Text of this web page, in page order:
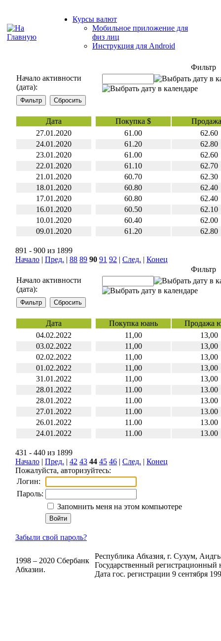
Курсы валют
Мобильное приложение для
физ лиц
Инструкция для Android
Фильтр
Начало активности
(дата):
Дата Покупка $
27.01.2020
61.00
62.60
24.01.2020
61.20
62.80
23.01.2020
61.00
62.60
22.01.2020
61.10
62.70
21.01.2020
60.70
62.30
18.01.2020
60.80
62.40
17.01.2020
60.80
62.40
16.01.2020
60.50
62.10
10.01.2020
60.40
62.00
09.01.2020
61.20 62.80
891 - 900 из 1899
Начало | Пред. | 88 89 90 91 92 | След. | Конец
Фильтр
Начало активности
(дата):
Дата Покупка юань
Продажа
04.02.2022
11,00
13,00
03.02.2022
11,00
13,00
02.02.2022
11,00
13,00
01.02.2022
11,00
13,00
31.01.2022
11,00
13,00
28.01.2022
11.00
13.00
28.01.2022
11.00
13.00
27.01.2022
11.00
13.00
26.01.2022
11.00
13.00
24.01.2022
11.00 13.00
431 - 440 из 1899
Начало | Пред. | 42 43 44 45 46 | След. | Конец
Пожалуйста, авторизуйтесь:
Логин:
Пароль:
Запомнить меня на этом компьютере
Забыли свой пароль?
1998 – 2020 Сбербанк
Абхазии.
Республика Абхазия, г. Сухум,
Государственный регистрационный
Дата гос. регистрации 9 сентября